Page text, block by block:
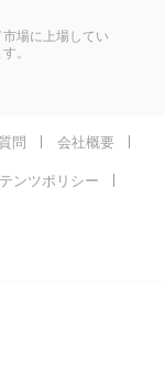
場に上場してい
。
問 会社概要
ンツポリシー